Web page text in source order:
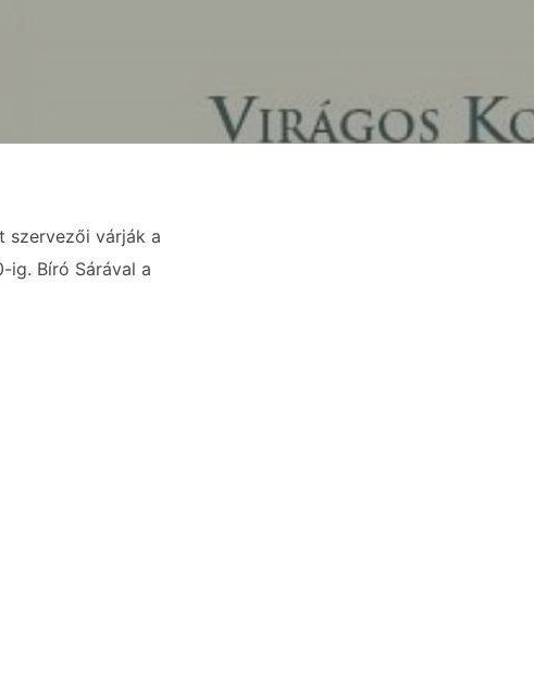
szervezői várják a
ig. Bíró Sárával a